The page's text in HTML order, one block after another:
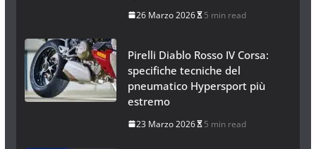
26 Marzo 2026 5 min read
Pirelli Diablo Rosso IV Corsa:
specifiche tecniche del
pneumatico Hypersport più
estremo
23 Marzo 2026 5 min read